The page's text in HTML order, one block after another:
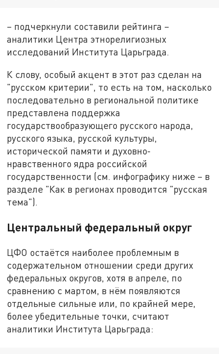
– подчеркнули составили рейтинга –
аналитики Центра этнорелигиозных
исследований Института Царьграда.
К слову, особый акцент в этот раз сделан на
"русском критерии", то есть на том, насколько
последовательно в региональной политике
представлена поддержка
государствообразующего русского народа,
русского языка, русской культуры,
исторической памяти и духовно-
нравственного ядра российской
государственности (см. инфографику ниже – в
разделе "Как в регионах проводится "русская
тема").
Центральный федеральный округ
ЦФО остаётся наиболее проблемным в
содержательном отношении среди других
федеральных округов, хотя в апреле, по
сравнению с мартом, в нём появляются
отдельные сильные или, по крайней мере,
более убедительные точки, считают
аналитики Института Царьграда: